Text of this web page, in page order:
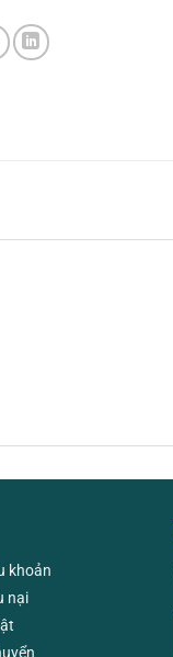
khoản
nại